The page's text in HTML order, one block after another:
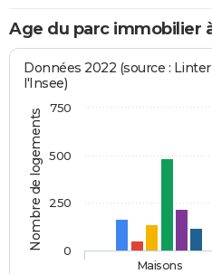
Age du parc immobilier
Nombre de logements
Données 2022 (source :
l'Insee)
Maisons
0
250
500
750